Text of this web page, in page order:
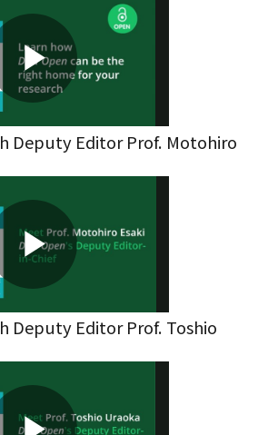
Play
Video
Deputy Editor Prof. Motohiro
Play
Video
Deputy Editor Prof. Toshio